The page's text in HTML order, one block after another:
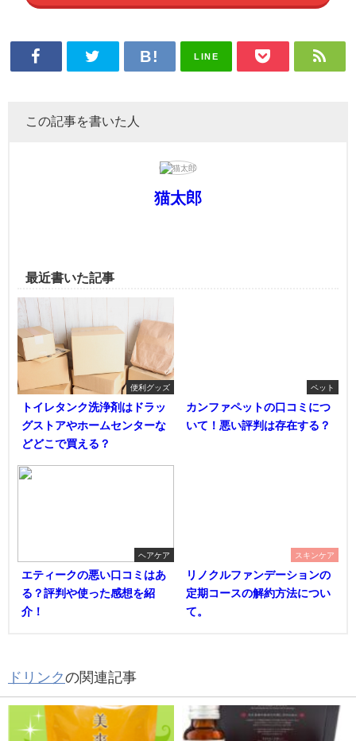
LINE
この記事を書いた人
猫太郎
最近書いた記事
便利グッズ
トイレタンク洗浄剤はドラッ
グストアやホームセンターな
どどこで買える？
ペット
カンファペットの口コミにつ
いて！悪い評判は存在する？
ヘアケア
エティークの悪い口コミはあ
る？評判や使った感想を紹
介！
スキンケア
リノクルファンデーションの
定期コースの解約方法につい
て。
ドリンクの関連記事